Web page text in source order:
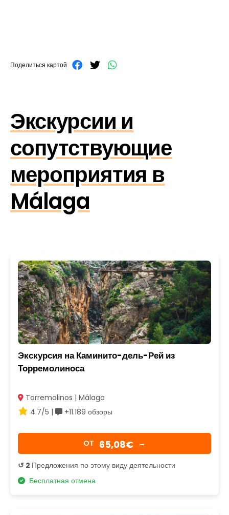
Поделиться картой
Экскурсии и
сопутствующие
мероприятия в
Málaga
Экскурсия на Каминито-дель-Рей из
Торремолиноса
Torremolinos | Málaga
4.7/5 |
+11.189 обзоры
OТ 65,08€ →
↺ 2 Предложения по этому виду деятельности
Бесплатная отмена